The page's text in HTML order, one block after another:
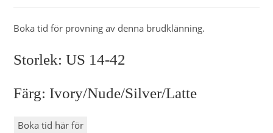
Boka tid för provning av denna brudklänning.
Storlek: US 14-42
Färg: Ivory/nude/silver/latte
Boka tid här för